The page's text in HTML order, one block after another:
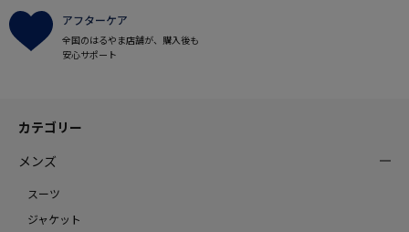
アフターケア
全国のはるやま店舗が、購入後も
安心サポート
カテゴリー
メンズ
スーツ
ジャケット